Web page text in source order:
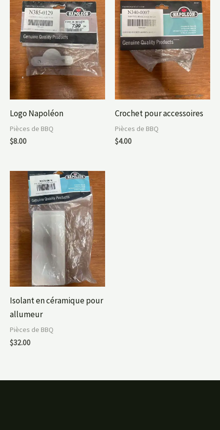
Logo Napoléon
Pièces de BBQ
$8.00
Crochet pour accessoires
Pièces de BBQ
$4.00
Isolant en céramique pour
allumeur
Pièces de BBQ
$32.00